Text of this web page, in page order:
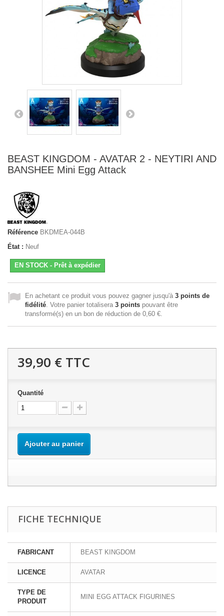
BEAST KINGDOM - AVATAR 2 - NEYTIRI AND
BANSHEE Mini Egg Attack
Référence BKDMEA-044B
État : Neuf
EN STOCK - Prêt à expédier
En achetant ce produit vous pouvez gagner jusqu'à 3 points de
fidélité . Votre panier totalisera 3 points pouvant être
transformé(s) en un bon de réduction de 0,60 €
39,90 € TTC
Quantité
Ajouter au panier
FICHE TECHNIQUE
FABRICANT BEAST KINGDOM
LICENCE AVATAR
TYPE DE
PRODUIT
MINI EGG ATTACK FIGURINES